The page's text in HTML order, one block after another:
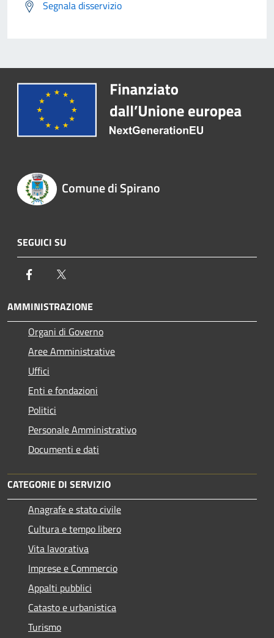
Segnala disservizio
Comune di Spirano
SEGUICI SU
Facebook
AMMINISTRAZIONE
Organi di Governo
Aree Amministrative
Uffici
Enti e fondazioni
Politici
Personale Amministrativo
Documenti e dati
CATEGORIE DI SERVIZIO
Anagrafe e stato civile
Cultura e tempo libero
Vita lavorativa
Imprese e Commercio
Appalti pubblici
Catasto e urbanistica
Turismo